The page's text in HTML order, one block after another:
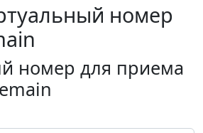
номер
номер для приема